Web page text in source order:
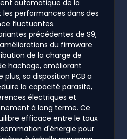
automatique de la
performances dans des
fluctuantes.
précédentes de S9,
du firmware
de la charge de
hachage, améliorant
sa disposition PCB a
la capacité parasite,
électriques et
à long terme. Ce
efficace entre le taux
d'énergie pour